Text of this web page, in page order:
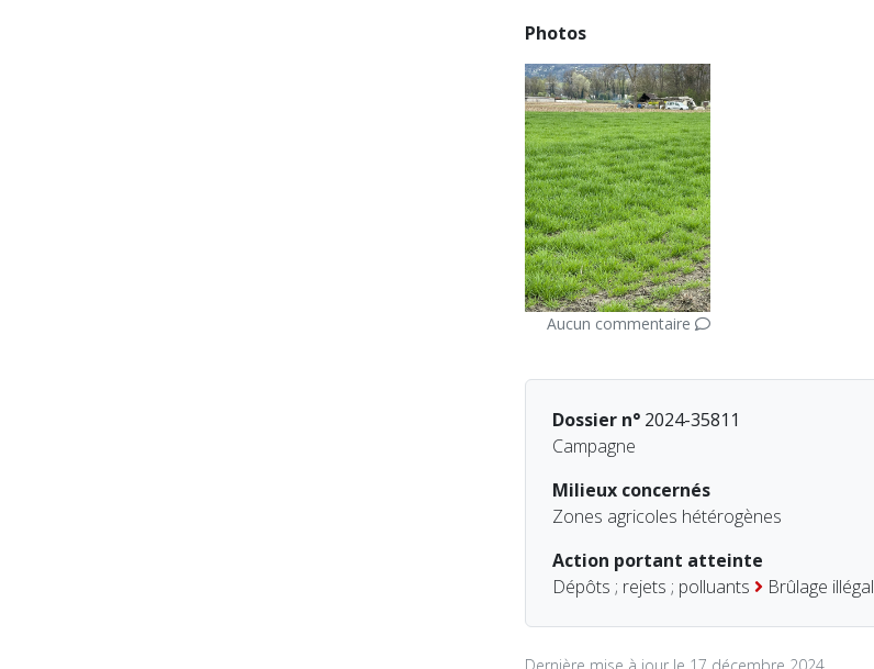
Photos
Aucun commentaire
Dossier n°2024-35811
Campagne
Milieux concernés
Zones agricoles hétérogènes
Action portant atteinte
Dépôts ; rejets ; polluants
Brûlage illégal